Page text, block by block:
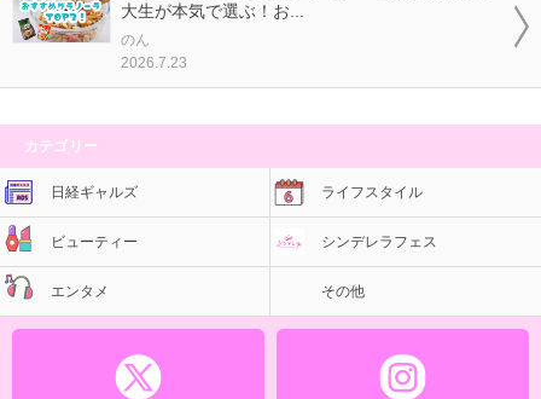
大生が本気で選ぶ！お...
のん
2026.7.23
カテゴリー
日経ギャルズ ライフスタイル
ビューティー シンデレラフェス
エンタメ その他